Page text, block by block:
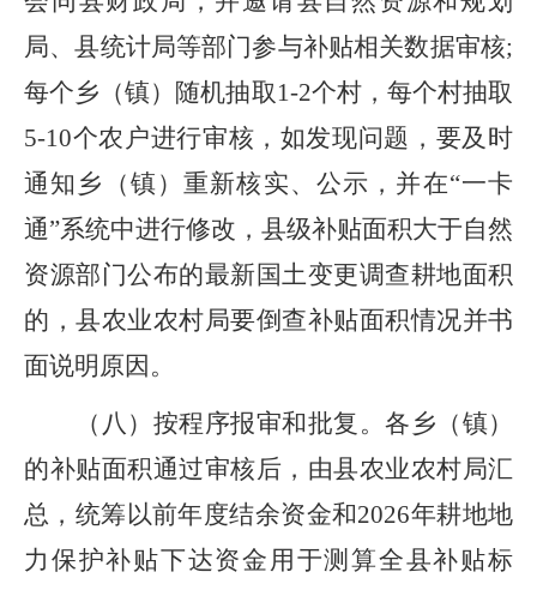
局、县统计局等部门参与补贴相关数据审核;
每个乡 （镇） 随机抽取 1-2个村， 每个村抽取
5-10个农户进行审核 ， 如发现问题，要及时
通知乡
（镇）重新核实、公示，并在“一卡
通”系统中进行修改 ，县级补贴面积大于自然
资源部门公布的最新国土变更调查耕地面积
的，县农业农村局要倒查补贴面积情况并书
面说明原因。
（八） 按程序报审和批复。 各乡 （镇）
的补贴面积通过审核后 ， 由县农业农村局汇
总，统筹以前年度结余资金和2026年耕地地
力保护补贴下达资金用于测算全县补贴标